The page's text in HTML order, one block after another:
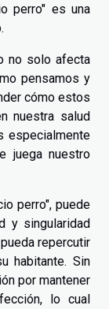
perro" es una
no solo afecta
pensamos y
cómo estos
nuestra salud
especialmente
juega nuestro
perro", puede
y singularidad
repercutir
habitante. Sin
por mantener
lo cual